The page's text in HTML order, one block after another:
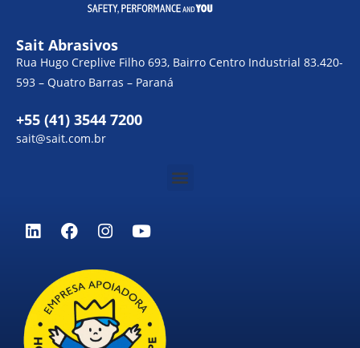
Sait Abrasivos
Rua Hugo Creplive Filho 693, Bairro Centro Industrial 83.420-
593 – Quatro Barras – Paraná
+55 (41) 3544 7200
sait@sait.com.br
Menu
L
i
e
d
n
F
a
e
b
o
o
k
I
n
t
a
g
r
a
Y
o
u
b
e